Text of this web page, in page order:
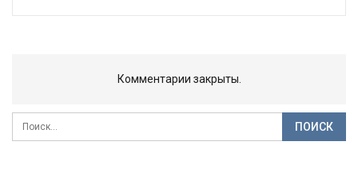
Комментарии закрыты.